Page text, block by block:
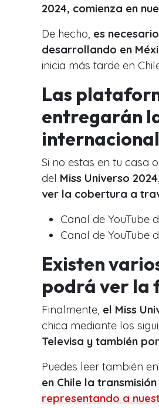
2024, comienza en
De hecho, es
desarrollando en
inicia más tarde en
Las
entregarán
internacional
Si no estas en tu casa
del Miss Universo 2024
ver la cobertura a
Canal de YouTube
Canal de YouTube
Existen
podrá ver la
Finalmente, el Miss
chica mediante los
Televisa y también
Puedes leer también en
en Chile la
representando a